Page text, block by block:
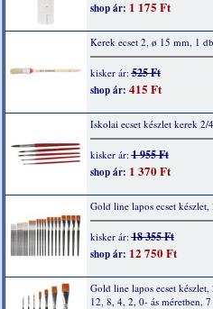
shop ár: 1 175 Ft
Kerek ecset 2, ø 15 mm, 1 db
kisker ár:525 Ft
shop ár: 415 Ft
Iskolai ecset készlet kerek 2/
kisker ár:1 955 Ft
shop ár: 1 370 Ft
Gold line lapos ecset készlet,
kisker ár:18 355 Ft
shop ár: 12 750 Ft
Gold line lapos ecset
12, 8, 4, 2, 0- ás méretben, 7